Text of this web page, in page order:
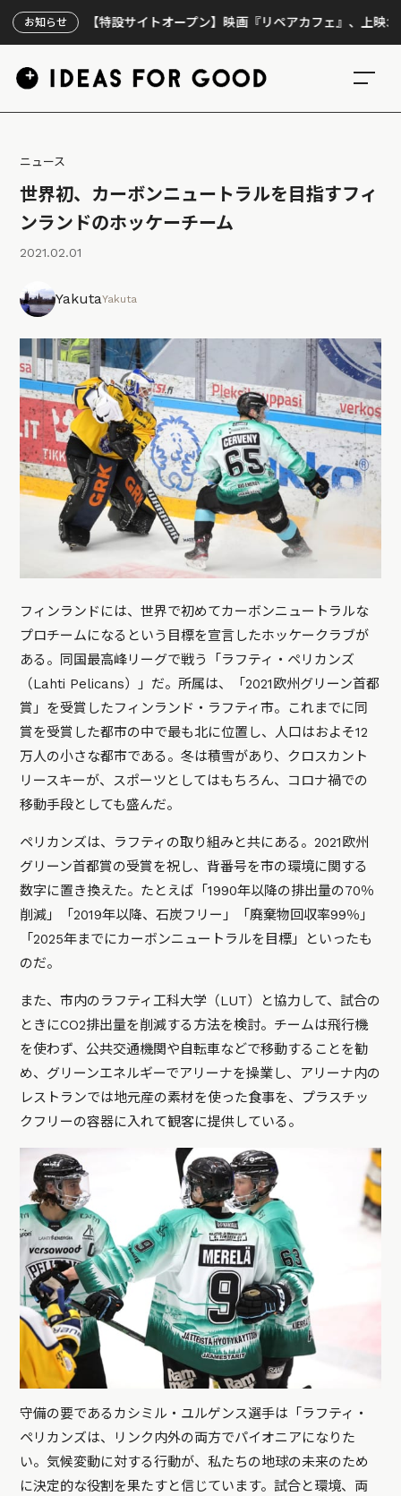
お知らせ
【特設サイトオープン】映画『リペアカフェ』、上映300回の先
ニュース
世界初、カーボンニュートラルを目指すフィ
ンランドのホッケーチーム
2021.02.01
YakutaYakuta
フィンランドには、世界で初めてカーボンニュートラルな
プロチームになるという目標を宣言したホッケークラブが
ある。同国最高峰リーグで戦う「ラフティ・ペリカンズ
（Lahti Pelicans）」だ。所属は、「2021欧州グリーン首都
賞」を受賞したフィンランド・ラフティ市。これまでに同
賞を受賞した都市の中で最も北に位置し、人口はおよそ12
万人の小さな都市である。冬は積雪があり、クロスカント
リースキーが、スポーツとしてはもちろん、コロナ禍での
移動手段としても盛んだ。
ペリカンズは、ラフティの取り組みと共にある。2021欧州
グリーン首都賞の受賞を祝し、背番号を市の環境に関する
数字に置き換えた。たとえば「1990年以降の排出量の70％
削減」「2019年以降、石炭フリー」「廃棄物回収率99％」
「2025年までにカーボンニュートラルを目標」といったも
のだ。
また、市内のラフティ工科大学（LUT）と協力して、試合の
ときにCO2排出量を削減する方法を検討。チームは飛行機
を使わず、公共交通機関や自転車などで移動することを勧
め、グリーンエネルギーでアリーナを操業し、アリーナ内の
レストランでは地元産の素材を使った食事を、プラスチッ
クフリーの容器に入れて観客に提供している。
守備の要であるカシミル・ユルゲンス選手は「ラフティ・
ペリカンズは、リンク内外の両方でパイオニアになりた
い。気候変動に対する行動が、私たちの地球の未来のため
に決定的な役割を果たすと信じています。試合と環境、両